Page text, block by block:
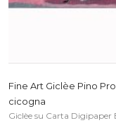
Fine Art Giclèe Pino
cicogna
Giclèe su Carta